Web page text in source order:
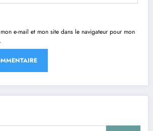
e-mail et mon site dans le navigateur pour mon